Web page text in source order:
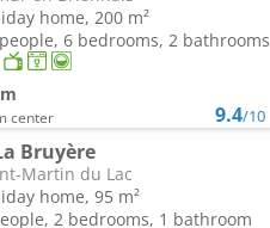
home, 200 m²
6 bedrooms, 2 bathrooms
center 9.4/10
Bruyère
Martin du Lac
home, 95 m²
2 bedrooms, 1 bathroom